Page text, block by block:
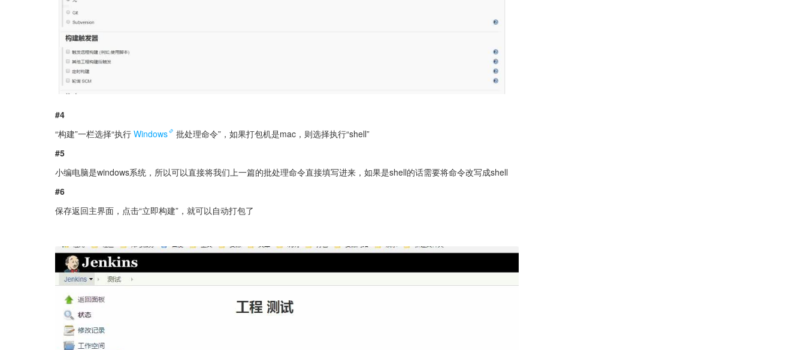
#4
“构建”一栏选择“执行 Windows
批处理命令”，如果打包机是mac，则选择执行“shell”
#5
小编电脑是windows系统，所以可以直接将我们上一篇的批处理命令直接填写进来，如果是shell的话需要将命令改写成shell
#6
保存返回主界面，点击“立即构建”，就可以自动打包了